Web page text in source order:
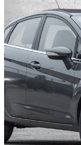
2015 Ford Fiesta
Titanium Hatchback94